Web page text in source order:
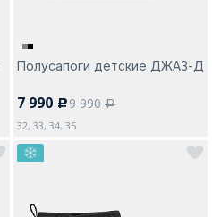
Полусапоги детские ДЖАЗ-Д
7 990 c9 990a
32, 33, 34, 35